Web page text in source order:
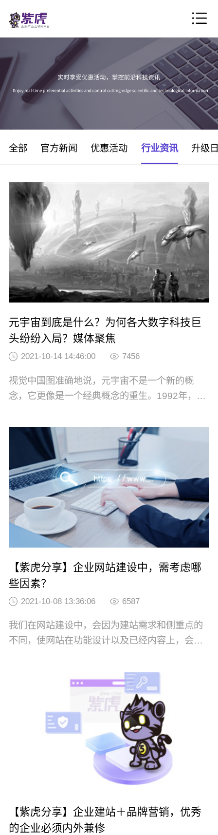
全部 官方新闻 优惠活动 行业资讯 升级
元宇宙到底是什么？为何各大数字科技巨
头纷纷入局？媒体聚焦
2021-10-14 14:46:00 7456
视觉中国图准确地说，元宇宙不是一个新的概
念，它更像是一个经典概念的重生。1992年，美
中这样描述元宇宙：“戴上耳机和目镜，找到连接
终端，就能够以虚拟分身的方式进入由计算机模
拟、与真实世界平行的虚拟空间。”今年3月，元
宇宙概念第一股罗布乐思（Roblox）在...
【紫虎分享】企业网站建设中，需考虑哪
些因素？
2021-10-08 13:36:06 6587
我们在网站建设中，会因为建站需求和侧重点的
不同，使网站在功能设计以及已经内容上，会有
本步骤是类似的。紫虎，作为英迈思集团旗下专
注网站建设产业的互联网平台。和大家分享一份
完整的网站规划书，应考虑哪些因素呢？1、建立
网站的目的我们在网站规划的初期，首先是需要
【紫虎分享】企业建站＋品牌营销，优秀
的企业必须内外兼修